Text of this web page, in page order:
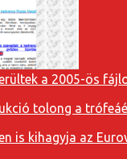
a 2005-ös
tolong a
is kihagyja az